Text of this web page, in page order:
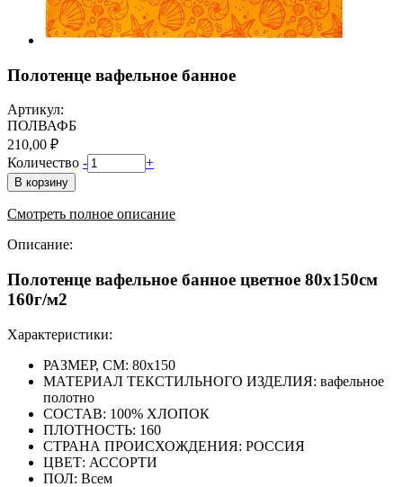
Полотенце вафельное банное
Артикул:
ПОЛВАФБ
210,00 ₽
Количество - +
В корзину
Смотреть полное описание
Описание:
Полотенце вафельное банное цветное 80х150см
160г/м2
Характеристики:
РАЗМЕР, СМ: 80х150
МАТЕРИАЛ ТЕКСТИЛЬНОГО ИЗДЕЛИЯ: вафельное
полотно
СОСТАВ: 100% ХЛОПОК
ПЛОТНОСТЬ: 160
СТРАНА ПРОИСХОЖДЕНИЯ: РОССИЯ
ЦВЕТ: АССОРТИ
ПОЛ: Всем